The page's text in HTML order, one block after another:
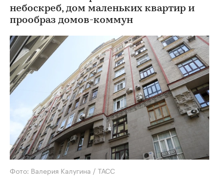
небоскреб, дом маленьких квартир и
прообраз домов-коммун
Фото: Валерия Калугина / ТАСС